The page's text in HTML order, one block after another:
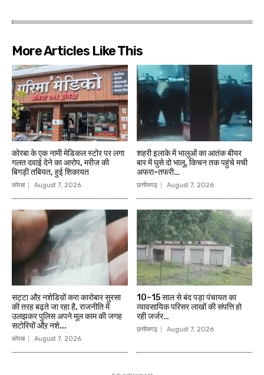
More Articles Like This
कोरबा के एक नामी मेडिकल स्टोर पर लगा
गलत दवाई देने का आरोप, मरीज की
बिगड़ी तबियत, हुई शिकायत
कोरबा August 7, 2026
शहरी इलाके में भालुओं का आतंक बीयर
बार में घुसे दो भालू, किचन तक पहुंचे मची
अफरा-तफरी…
छत्तीसगढ़ August 7, 2026
सट्टा औऱ नशेडिय़ों करा कारोबार सुरसा
की तरह बढ़ते जा रहा है, राजनीति में
उलझकर पुलिस अपने मूल काम की जगह
सटोरियों औऱ नशे...
कोरबा August 7, 2026
10–15 साल से बंद पड़ा पंचायत का
व्यावसायिक परिसर लाखों की संपत्ति हो
रही जर्जर…
छत्तीसगढ़ August 7, 2026